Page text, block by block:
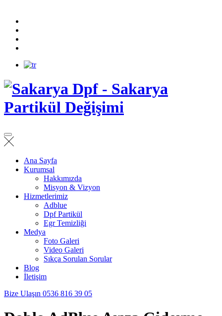
Ana Sayfa
Kurumsal
Hakkımızda
Misyon & Vizyon
Hizmetlerimiz
Adblue
Dpf Partikül
Egr Temizliği
Medya
Foto Galeri
Video Galeri
Sıkça Sorulan Sorular
Blog
İletişim
Bize Ulaşın 0536 816 39 05